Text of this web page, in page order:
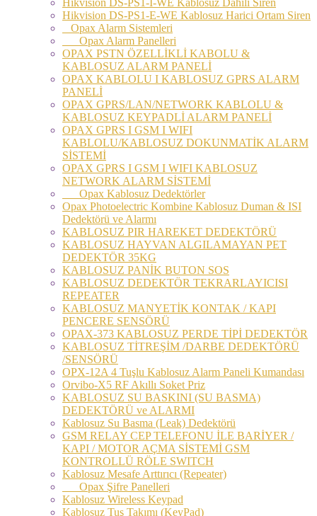
Hikvision DS-PS1-E-WE Kablosuz Harici Ortam Siren
Opax Alarm Sistemleri
Opax Alarm Panelleri
OPAX PSTN ÖZELLİKLİ KABOLU &
KABLOSUZ ALARM PANELİ
OPAX KABLOLU I KABLOSUZ GPRS ALARM
PANELİ
OPAX GPRS/LAN/NETWORK KABLOLU &
KABLOSUZ KEYPADLİ ALARM PANELİ
OPAX GPRS I GSM I WIFI
KABLOLU/KABLOSUZ DOKUNMATİK ALARM
SİSTEMİ
OPAX GPRS I GSM I WIFI KABLOSUZ
NETWORK ALARM SİSTEMİ
Opax Kablosuz Dedektörler
Opax Photoelectric Kombine Kablosuz Duman & ISI
Dedektörü ve Alarmı
KABLOSUZ PIR HAREKET DEDEKTÖRÜ
KABLOSUZ HAYVAN ALGILAMAYAN PET
DEDEKTÖR 35KG
KABLOSUZ PANİK BUTON SOS
KABLOSUZ DEDEKTÖR TEKRARLAYICISI
REPEATER
KABLOSUZ MANYETİK KONTAK / KAPI
PENCERE SENSÖRÜ
OPAX-373 KABLOSUZ PERDE TİPİ DEDEKTÖR
KABLOSUZ TİTREŞİM /DARBE DEDEKTÖRÜ
/SENSÖRÜ
OPX-12A 4 Tuşlu Kablosuz Alarm Paneli Kumandası
Orvibo-X5 RF Akıllı Soket Priz
KABLOSUZ SU BASKINI (SU BASMA)
DEDEKTÖRÜ ve ALARMI
Kablosuz Su Basma (Leak) Dedektörü
GSM RELAY CEP TELEFONU İLE BARİYER /
KAPI / MOTOR AÇMA SİSTEMİ GSM
KONTROLLÜ RÖLE SWITCH
Kablosuz Mesafe Arttırıcı (Repeater)
Opax Şifre Panelleri
Kablosuz Wireless Keypad
Kablosuz Tuş Takımı (KeyPad)